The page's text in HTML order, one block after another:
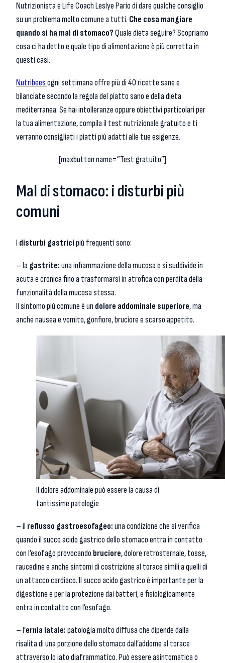
Nutrizionista e Life Coach Leslye Pario di dare qualche consiglio
su un problema molto comune a tutti. Che cosa mangiare
quando si ha mal di stomaco?Quale dieta seguire? Scopriamo
cosa ci ha detto e quale tipo di alimentazione è più corretta in
questi casi.
Nutribeesogni settimana offre più di 40 ricette sane e
bilanciate secondo la regola del piatto sano e della dieta
mediterranea. Se hai intolleranze oppure obiettivi particolari per
la tua alimentazione, compila il test nutrizionale gratuito e ti
verranno consigliati i piatti più adatti alle tue esigenze.
[maxbutton name=”Test gratuito”]
Mal di stomaco: i disturbi più
comuni
I disturbi gastricipiù frequenti sono:
– la gastrite:una infiammazione della mucosa e si suddivide in
acuta e cronica fino a trasformarsi in atrofica con perdita della
funzionalità della mucosa stessa.
Il sintomo più comune è un dolore addominale superiore, ma
anche nausea e vomito, gonfiore, bruciore e scarso appetito.
Il dolore addominale può essere la causa di
tantissime patologie
– il reflusso gastroesofageo:una condizione che si verifica
quando il succo acido gastrico dello stomaco entra in contatto
con l’esofago provocando bruciore, dolore retrosternale, tosse,
raucedine e anche sintomi di costrizione al torace simili a quelli di
un attacco cardiaco. Il succo acido gastrico è importante per la
digestione e per la protezione dai batteri, e fisiologicamente
entra in contatto con l’esofago.
– l’ernia iatale:patologia molto diffusa che dipende dalla
risalita di una porzione dello stomaco dall’addome al torace
attraverso lo iato diaframmatico. Può essere asintomatica o